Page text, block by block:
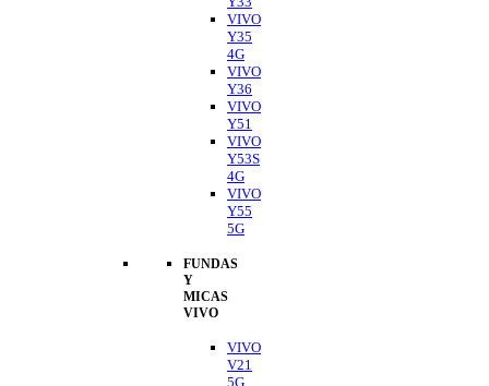
VIVO
Y35
4G
VIVO
Y36
VIVO
Y51
VIVO
Y53S
4G
VIVO
Y55
5G
FUNDAS
Y
MICAS
VIVO
VIVO
V21
5G